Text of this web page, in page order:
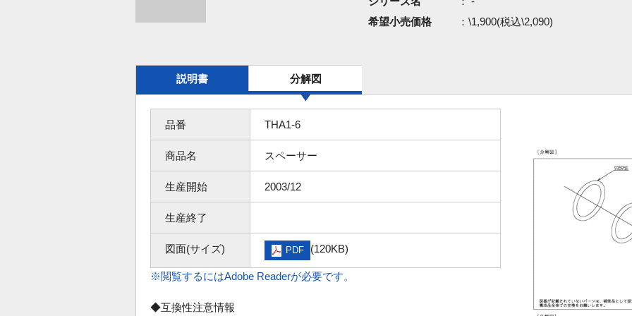
希望小売価格
：\1,900(税込\2,090)
説明書 分解図
品番 THA1-6
商品名 スペーサー
生産開始 2003/12
生産終了
図面(サイズ) PDF (120KB)
※閲覧するにはAdobe Readerが必要です。
◆互換性注意情報